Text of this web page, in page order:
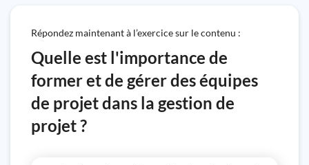
Répondez maintenant à l’exercice sur le contenu :
Quelle est l'importance de
former et de gérer des équipes
de projet dans la gestion de
projet ?